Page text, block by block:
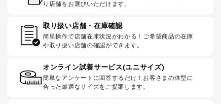
り店舗をお選びいただけます。
取り扱い店舗・在庫確認
簡単操作で店舗在庫状況がわかる！ご希望商品の在庫
や取り扱い店舗の確認ができます。
オンライン試着サービス(ユニサイズ)
簡単なアンケートに回答するだけ！お客さまの体型に
合った最適なサイズをご提案します。